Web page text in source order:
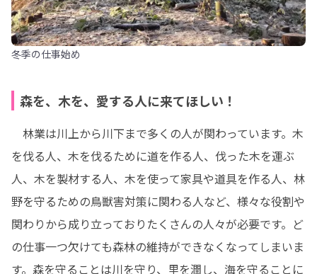
冬季の仕事始め
森を、木を、愛する人に来てほしい！
林業は川上から川下まで多くの人が関わっています。木
を伐る人、木を伐るために道を作る人、伐った木を運ぶ
人、木を製材する人、木を使って家具や道具を作る人、林
野を守るための鳥獣害対策に関わる人など、様々な役割や
関わりから成り立っておりたくさんの人々が必要です。ど
の仕事一つ欠けても森林の維持ができなくなってしまいま
す。森を守ることは川を守り、里を潤し、海を守ることに